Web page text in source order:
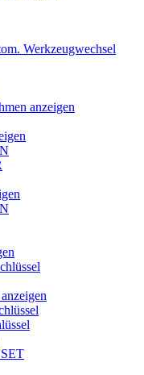
Werkzeugwechsel
anzeigen